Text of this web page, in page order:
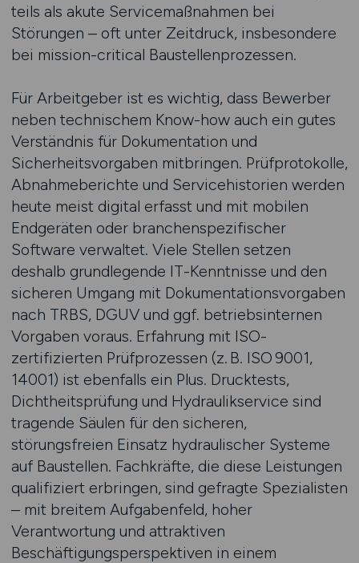
teils als akute Servicemaßnahmen bei
Störungen – oft unter Zeitdruck, insbesondere
bei mission-critical Baustellenprozessen.
Für Arbeitgeber ist es wichtig, dass Bewerber
neben technischem Know-how auch ein gutes
Verständnis für Dokumentation und
Sicherheitsvorgaben mitbringen. Prüfprotokolle,
Abnahmeberichte und Servicehistorien werden
heute meist digital erfasst und mit mobilen
Endgeräten oder branchenspezifischer
Software verwaltet. Viele Stellen setzen
deshalb grundlegende IT-Kenntnisse und den
sicheren Umgang mit Dokumentationsvorgaben
nach TRBS, DGUV und ggf. betriebsinternen
Vorgaben voraus. Erfahrung mit ISO-
zertifizierten Prüfprozessen (z. B. ISO 9001,
14001) ist ebenfalls ein Plus. Drucktests,
Dichtheitsprüfung und Hydraulikservice sind
tragende Säulen für den sicheren,
störungsfreien Einsatz hydraulischer Systeme
auf Baustellen. Fachkräfte, die diese Leistungen
qualifiziert erbringen, sind gefragte Spezialisten
– mit breitem Aufgabenfeld, hoher
Verantwortung und attraktiven
Beschäftigungsperspektiven in einem